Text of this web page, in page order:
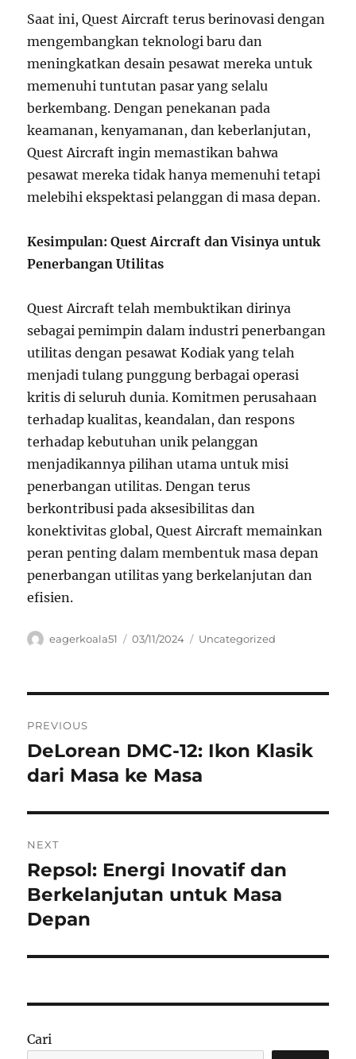
Saat ini, Quest Aircraft terus berinovasi dengan
mengembangkan teknologi baru dan
meningkatkan desain pesawat mereka untuk
memenuhi tuntutan pasar yang selalu
berkembang. Dengan penekanan pada
keamanan, kenyamanan, dan keberlanjutan,
Quest Aircraft ingin memastikan bahwa
pesawat mereka tidak hanya memenuhi tetapi
melebihi ekspektasi pelanggan di masa depan.
Kesimpulan: Quest Aircraft dan Visinya untuk
Penerbangan Utilitas
Quest Aircraft telah membuktikan dirinya
sebagai pemimpin dalam industri penerbangan
utilitas dengan pesawat Kodiak yang telah
menjadi tulang punggung berbagai operasi
kritis di seluruh dunia. Komitmen perusahaan
terhadap kualitas, keandalan, dan respons
terhadap kebutuhan unik pelanggan
menjadikannya pilihan utama untuk misi
penerbangan utilitas. Dengan terus
berkontribusi pada aksesibilitas dan
konektivitas global, Quest Aircraft memainkan
peran penting dalam membentuk masa depan
penerbangan utilitas yang berkelanjutan dan
efisien.
Author
eagerkoala51
Posted
03/11/2024 Categories
Uncategorized
pos
PREVIOUS
Previous
post:
DeLorean DMC-12: Ikon Klasik
dari Masa ke Masa
NEXT
Next
post:
Repsol: Energi Inovatif dan
Berkelanjutan untuk Masa
Depan
Cari